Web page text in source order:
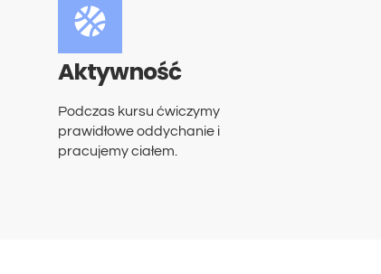
Aktywność
Podczas kursu ćwiczymy
prawidłowe oddychanie i
pracujemy ciałem.